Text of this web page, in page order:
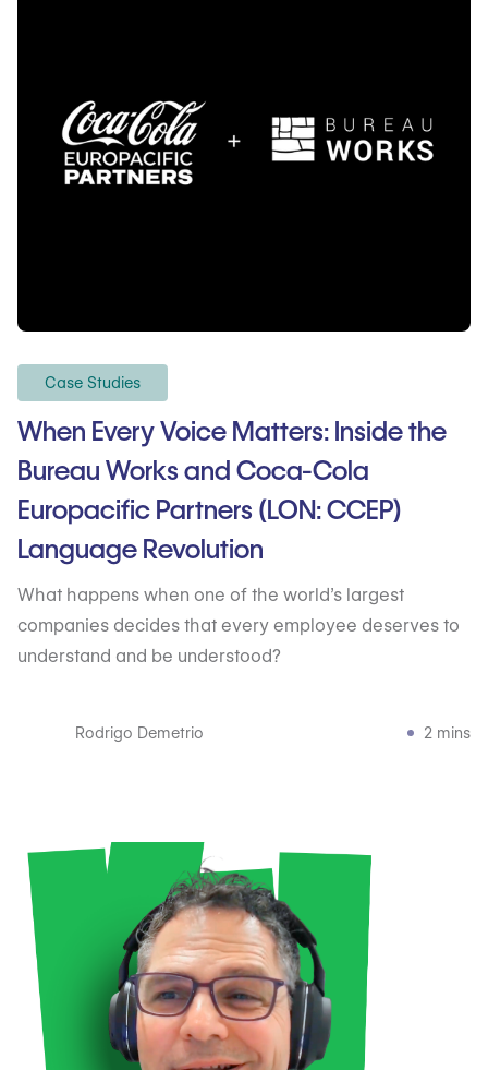
Case Studies
When Every Voice Matters: Inside the
Bureau Works and Coca-Cola
Europacific Partners (LON: CCEP)
Language Revolution
What happens when one of the world’s largest
companies decides that every employee deserves to
understand and be understood?
Rodrigo Demetrio 2 mins